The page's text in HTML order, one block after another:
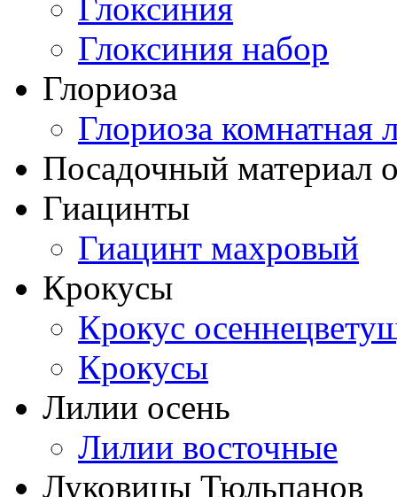
Глоксиния
Глоксиния набор
Глориоза
Глориоза комнатная
Посадочный материал
Гиацинты
Гиацинт махровый
Крокусы
Крокус
Крокусы
Лилии осень
Лилии восточные
Луковицы Тюльпанов